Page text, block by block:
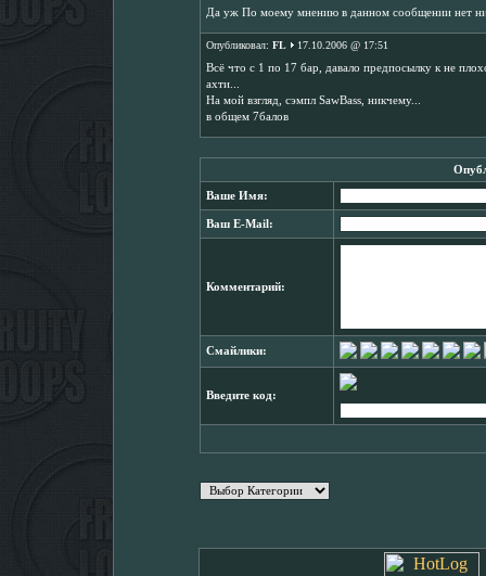
Да уж По моему мнению в данном сообщении нет
Опубликовал: FL
17.10.2006 @ 17:51
Всё что с 1 по 17 бар, давало предпосылку к не
ахти...
На мой взгляд, сэмпл SawBass, никчему...
в общем 7балов
Ваше Имя:
Ваш E-Mail:
Комментарий:
Смайлики:
Введите код: